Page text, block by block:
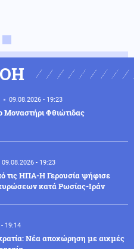
09.08.2026 - 19:23
Φθιώτιδας
09.08.2026 - 19:23
τις ΗΠΑ-Η Γερουσία ψήφισε
κατά Ρωσίας-Ιράν
19:14
Νέα αποχώρηση με αιχμές